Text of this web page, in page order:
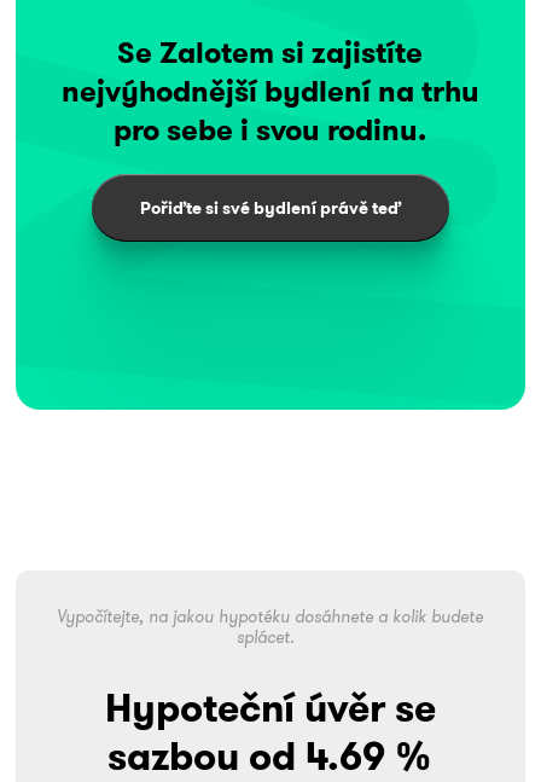
Se Zalotem si zajistíte
nejvýhodnější bydlení na trhu
pro sebe i svou rodinu.
Pořiďte si své bydlení právě teď
Vypočítejte, na jakou hypotéku dosáhnete a kolik budete
splácet.
Hypoteční úvěr se
sazbou od 4.69 %